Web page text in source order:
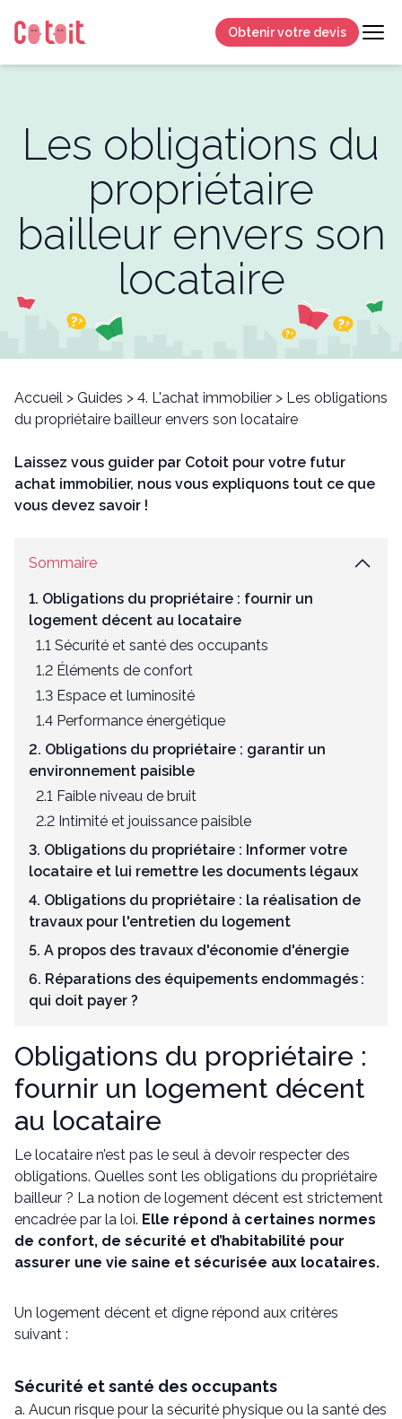
Obtenir votre devis
Les obligations du
propriétaire
bailleur envers son
locataire
Accueil > Guides > 4. L'achat immobilier > Les obligations
du propriétaire bailleur envers son locataire
Laissez vous guider par Cotoit pour votre futur
achat immobilier, nous vous expliquons tout ce que
vous devez savoir !
Sommaire
1. Obligations du propriétaire : fournir un
logement décent au locataire
1.1 Sécurité et santé des occupants
1.2 Éléments de confort
1.3 Espace et luminosité
1.4 Performance énergétique
2. Obligations du propriétaire : garantir un
environnement paisible
2.1 Faible niveau de bruit
2.2 Intimité et jouissance paisible
3. Obligations du propriétaire : Informer votre
locataire et lui remettre les documents légaux
4. Obligations du propriétaire : la réalisation de
travaux pour l'entretien du logement
5. A propos des travaux d'économie d'énergie
6. Réparations des équipements endommagés :
qui doit payer ?
Obligations du propriétaire :
fournir un logement décent
au locataire
Le locataire n’est pas le seul à devoir respecter des
obligations. Quelles sont les obligations du propriétaire
bailleur ? La notion de logement décent est strictement
encadrée par la loi. Elle répond à certaines normes
de confort, de sécurité et d’habitabilité pour
assurer une vie saine et sécurisée aux locataires.
Un logement décent et digne répond aux critères
suivant :
Sécurité et santé des occupants
a. Aucun risque pour la sécurité physique ou la santé des